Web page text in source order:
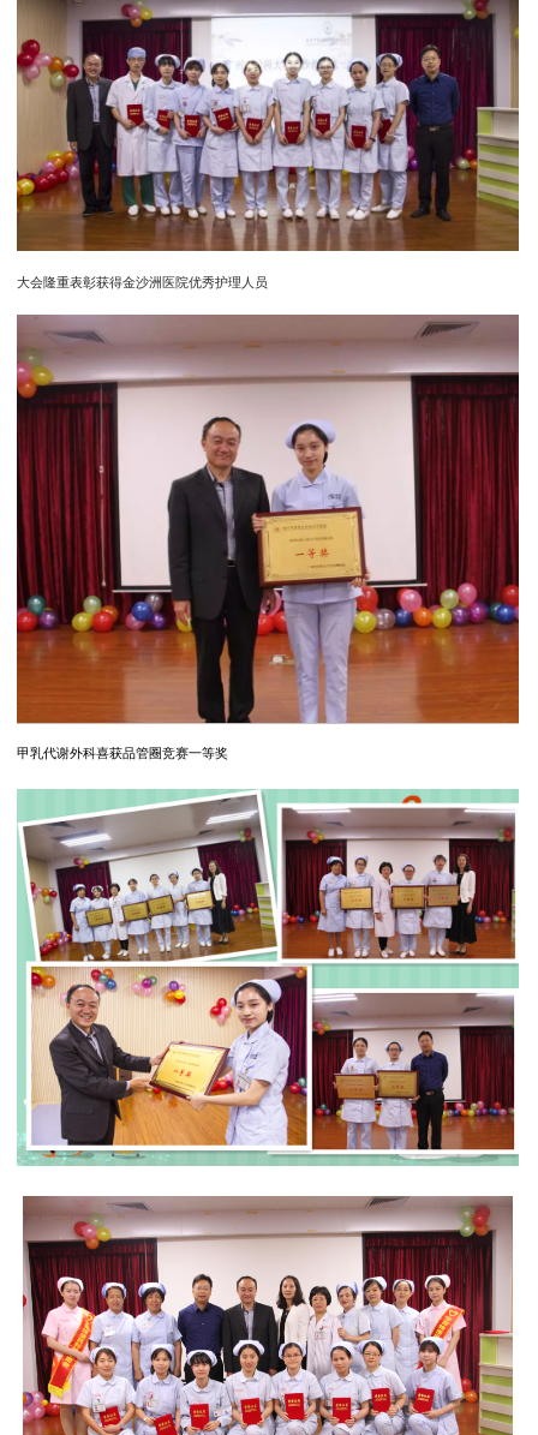
大会隆重表彰获得金沙洲医院优秀护理人员
甲乳代谢外科喜获品管圈竞赛一等奖